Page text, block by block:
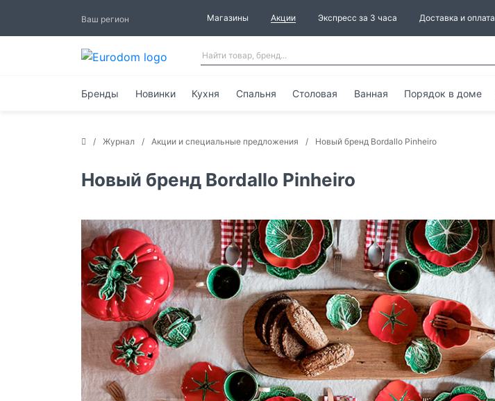
Ваш регион Магазины Акции Экспресс за 3 часа Доставка и оплата
Бренды Новинки Кухня Спальня Столовая Ванная Порядок в доме
Журнал Акции и специальные предложения Новый бренд Bordallo Pinheiro
Новый бренд Bordallo Pinheiro